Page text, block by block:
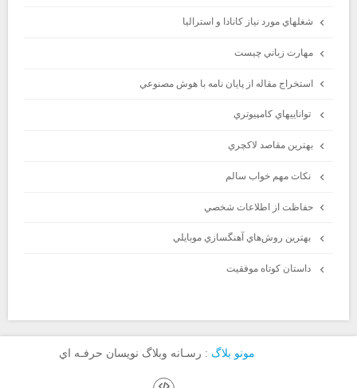
شغلهاي مورد نياز كانادا و استراليا
مهارت زباني چيست
استخراج مقاله از پايان نامه با هوش مصنوعي
تواناييهاي كامپيوتري
بهترين مقاصد لاكچري
نكات مهم خواب سالم
حفاظت از اطلاعات شخصي
بهترين روش‌هاي آهنگسازي موبايلي
داستان كوتاه موفقيت
مونو بلاگ : رسـانه وبلاگ نويسان حرفـه اي